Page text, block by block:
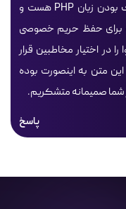
شخصی بنده هم بر کاربردی و سبک بودن زبان PHP هست و
برای حفظ حریم خصوصی
در اختیار مخاطبین قرار
متن به اینصورت بوده
شما صمیمانه متشکریم.
پاسخ